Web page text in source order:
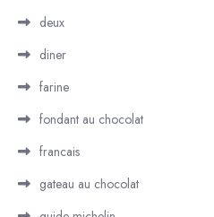
deux
diner
farine
fondant au chocolat
francais
gateau au chocolat